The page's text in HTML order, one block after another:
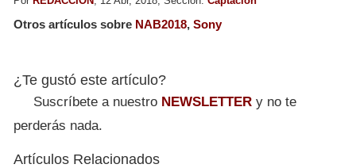
Otros artículos sobre NAB2018, Sony
¿Te gustó este artículo?
Suscríbete a nuestro NEWSLETTER y no te
perderás nada.
Artículos Relacionados